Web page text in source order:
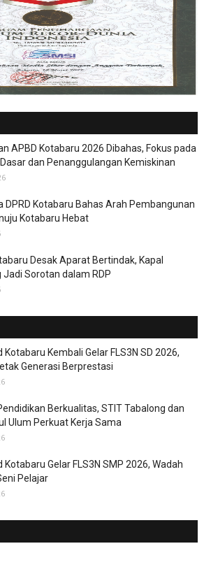
APBD Kotabaru 2026 Dibahas, Fokus pada
dan Penanggulangan Kemiskinan
DPRD Kotabaru Bahas Arah Pembangunan
Kotabaru Hebat
Desak Aparat Bertindak, Kapal
Jadi Sorotan dalam RDP
Kotabaru Kembali Gelar FLS3N SD 2026,
Generasi Berprestasi
Berkualitas, STIT Tabalong dan
Ulum Perkuat Kerja Sama
Kotabaru Gelar FLS3N SMP 2026, Wadah
Pelajar